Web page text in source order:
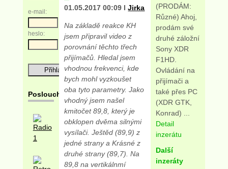
e-mail:
heslo:
Posloucháme
01.05.2017 00:09 IJirka
Na základě reakce KH
jsem připravil video z
porovnání těchto třech
přijímačů. Hledal jsem
vhodnou frekvenci, kde
bych mohl vyzkoušet
oba tyto parametry. Jako
vhodný jsem našel
kmitočet 89,8, který je
obklopen dvěma silnými
vysílači. Ještěd (89,9) z
jedné strany a Krásné z
druhé strany (89,7). Na
89,8 na vertikálnmí
(PRODÁM:
Různé) Ahoj,
prodám své
druhé záložní
Sony XDR
F1HD.
Ovládání na
přijímači a
také přes PC
(XDR GTK,
Konrad) ...
Detail
inzerátu
Další
inzeráty